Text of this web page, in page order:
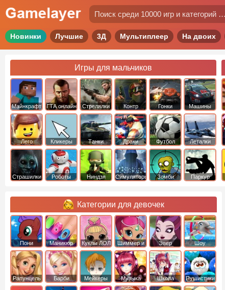
Новинки Лучшие 3Д Мультиплеер На двоих
Игры для мальчиков
Майнкрафт ГТА онлайн Стрелялки
Контр
Страйк
Гонки Машины
Лего Кликеры Танки Драки Футбол Леталки
Страшилки Роботы Ниндзя Симуляторы Зомби Паркур
Категории для девочек
Пони
креатор
Маникюр Куклы ЛОЛ
Шиммер и
Шайн
Эвер
Афтер Хай
Шоу
дельфинов
Рапунцель Барби Мейкеры Музыка Школа Пушистики